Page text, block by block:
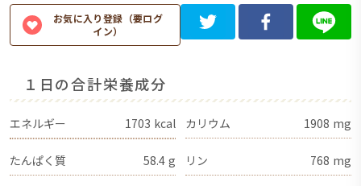
お気に入り登録（要ログ
イン）
１日の合計栄養成分
エネルギー 1703 kcal カリウム 1908 mg
たんぱく質 58.4 g リン 768 mg